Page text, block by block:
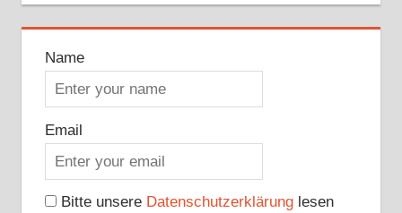
Name
Email
Bitte unsere Datenschutzerklärunglesen